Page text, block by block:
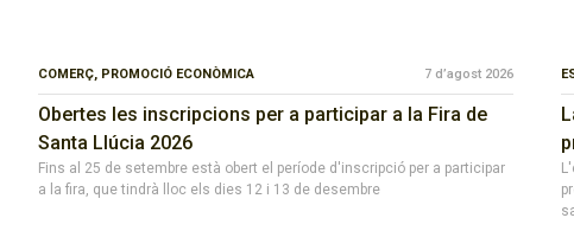
COMERÇ, PROMOCIÓ ECONÒMICA 7 d’agost 2026
Obertes les inscripcions per a participar a la Fira de
Santa Llúcia 2026
Fins al 25 de setembre està obert el període d'inscripció per a participar
a la fira, que tindrà lloc els dies 12 i 13 de desembre